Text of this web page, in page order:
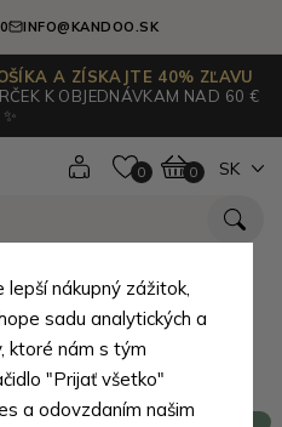
INFO@KANDOO.SK
A ZÍSKAJTE 40% ZĽAVU
K OBJEDNÁVKAM NAD 60 €
✨
0 0 SK
vzorom
nákupný zážitok,
sadu analytických a
ktoré nám s tým
"Prijať všetko"
a odovzdaním našim